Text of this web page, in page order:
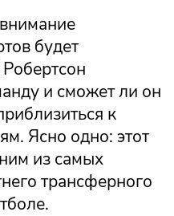
будет
и сможет ли он
к
Ясно одно: этот
из самых
трансферного